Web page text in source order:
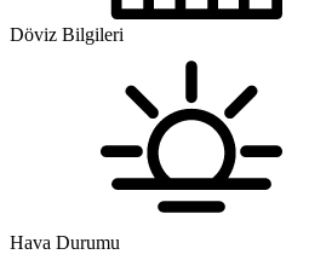
Döviz Bilgileri
Hava Durumu